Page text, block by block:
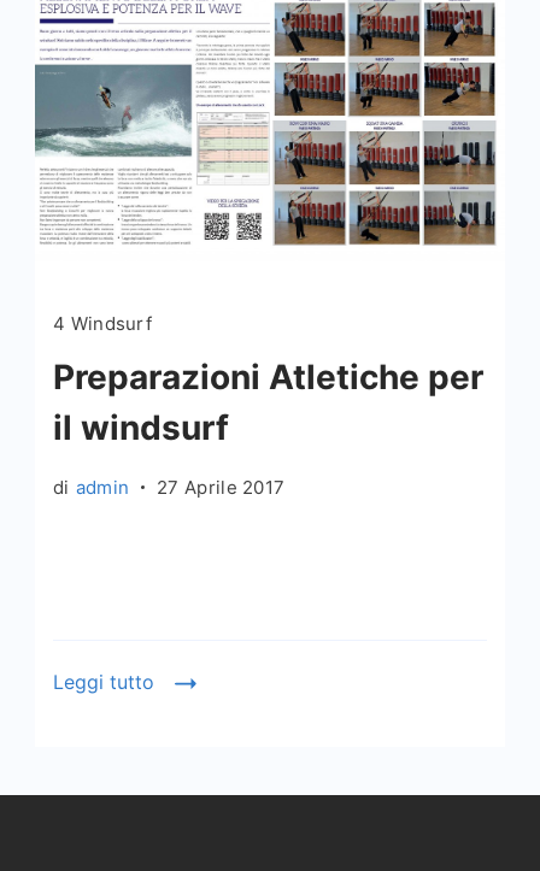
4 Windsurf
Preparazioni Atletiche per
il windsurf
di admin 27 Aprile 2017
Leggi tutto